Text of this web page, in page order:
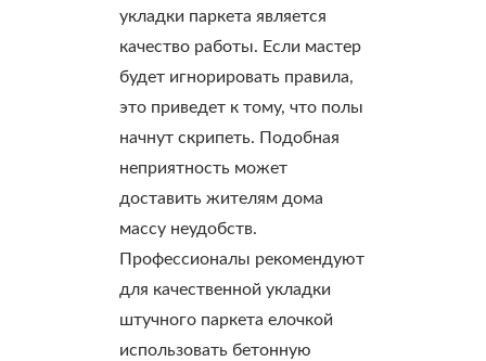
укладки паркета является
качество работы. Если мастер
будет игнорировать правила,
это приведет к тому, что полы
начнут скрипеть. Подобная
неприятность может
доставить жителям дома
массу неудобств.
Профессионалы рекомендуют
для качественной укладки
штучного паркета елочкой
использовать бетонную